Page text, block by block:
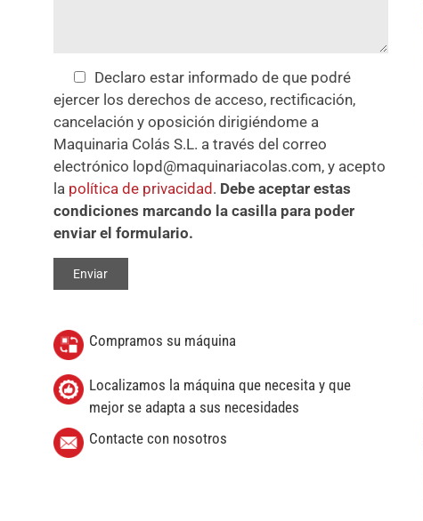
Declaro estar informado de que podré
ejercer los derechos de acceso, rectificación,
cancelación y oposición dirigiéndome a
Maquinaria Colás S.L. a través del correo
electrónico lopd@maquinariacolas.com, y acepto
la política de privacidad . Debe aceptar estas
condiciones marcando la casilla para poder
enviar el formulario.
Compramos su máquina
Localizamos la máquina que necesita y que
mejor se adapta a sus necesidades
Contacte con nosotros